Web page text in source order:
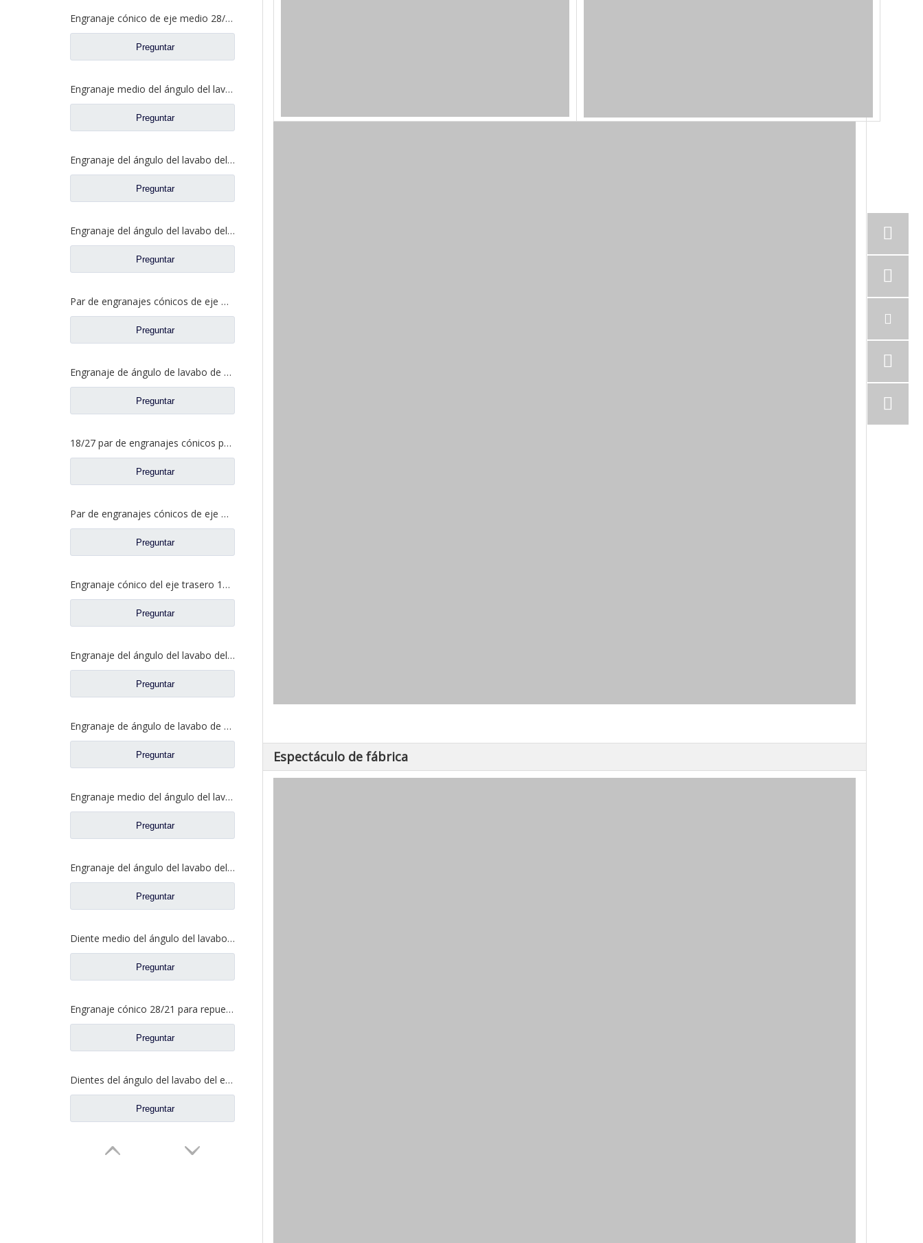
Engranaje cónico de eje medio 28/21 para eje Ankai Benz, repuestos para camiones Foton Auman HFF2502038/39CK1BZ
Preguntar
Engranaje medio del ángulo del lavabo del puente para los recambios 5801845742 del camión de SAIC Hongyan
Preguntar
Engranaje del ángulo del lavabo del puente medio para los recambios 81.35199.6535 de Shamcan DelongTruck
Preguntar
Engranaje del ángulo del lavabo del puente trasero para los repuestos 81.35199.6554 de Shamcan DelongTruck
Preguntar
Par de engranajes cónicos de eje medio 28/21 para piezas de repuesto de camión A0E Axle FAW Jiefang 2502036/037-A0E
Preguntar
Engranaje de ángulo de lavabo de puente medio para Shamcan DelongTruck repuestos 81.35199.6587
Preguntar
18/27 par de engranajes cónicos para Dena Axle Dongfeng T-Lift Truck repuestos 2502ZHS1827-025/026
Preguntar
Par de engranajes cónicos de eje medio 15/29 para Ankai & Benz Axle Foton Auman North Benz Beiben Truck repuestos A3463535310
Preguntar
Engranaje cónico del eje trasero 15/29 para Ankai & Benz Axle Foton Auman North Benz Beiben Truck repuestos 24.02.101
Preguntar
Engranaje del ángulo del lavabo del eje trasero para los recambios 81.35199.6532 de Shamcan AulongTruck
Preguntar
Engranaje de ángulo de lavabo de puente medio para Shamcan AulongTruck repuestos DZ9112320689
Preguntar
Engranaje medio del ángulo del lavabo del puente para los recambios WG7121320252 del camión de Sinotruk Steyr
Preguntar
Engranaje del ángulo del lavabo del eje trasero para los recambios del camión de Sinotruk Steyr 199012320177
Preguntar
Diente medio del ángulo del lavabo del puente para los recambios AZ9981320154 del camión de Sinotruk Howo AC16
Preguntar
Engranaje cónico 28/21 para repuestos de camiones North Benz Beiben A3463502939
Preguntar
Dientes del ángulo del lavabo del eje trasero para los recambios AZ9981320157 del camión de Sinotruk Howo AC16
Preguntar
Espectáculo de fábrica